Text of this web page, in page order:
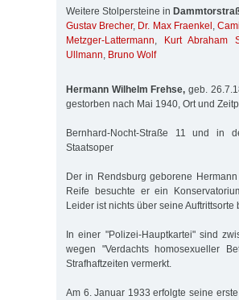
Weitere Stolpersteine in
Gustav Brecher, Dr. Max Fraenkel ,
Metzger-Lattermann, Kurt Abraham
Ullmann, Bruno Wolf
Hermann Wilhelm Frehse, geb.
gestorben nach Mai 1940, Ort und
Bernhard-Nocht-Straße 11 und in
Staatsoper
Der in Rendsburg geborene
Reife besuchte er ein
Leider ist nichts über seine Auftrittsorte
In einer "Polizei-Hauptkartei" sind
wegen "Verdachts homosexueller
Strafhaftzeiten vermerkt.
Am 6. Januar 1933 erfolgte seine